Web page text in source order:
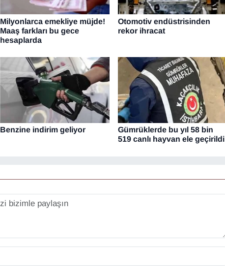
Milyonlarca emekliye müjde!
Maaş farkları bu gece
hesaplarda
Otomotiv endüstrisinden
rekor ihracat
Benzine indirim geliyor
Gümrüklerde bu yıl 58 bin
519 canlı hayvan ele geçirildi